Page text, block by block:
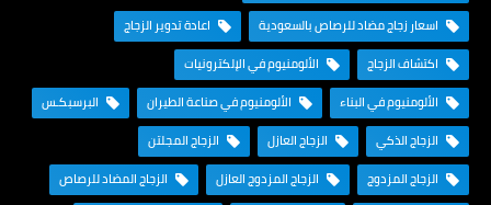
اسعار زجاج مضاد للرصاص بالسعودية
اعادة تدوير الزجاج
اكتشاف الزجاج
الألومنيوم في الإلكترونيات
الألومنيوم في البناء
الألومنيوم في صناعة الطيران
البرسبكـس
الزجاج الذكي
الزجاج العازل
الزجاج المجلتن
الزجاج المزدوج
الزجاج المزدوج العازل
الزجاج المضاد للرصاص